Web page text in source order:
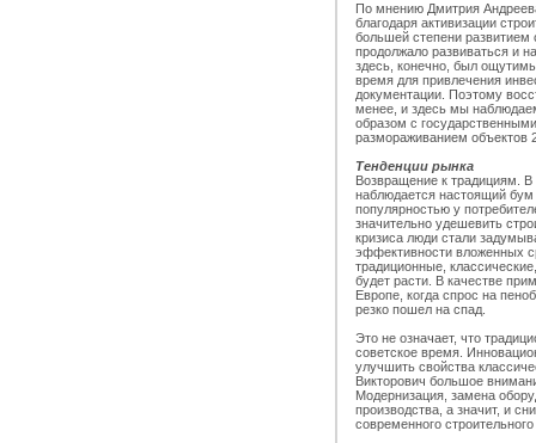
По мнению Дмитрия
благодаря активизации
большей степени развитием
продолжало развиваться и
здесь, конечно, был
время для привлечения
документации. Поэтому
менее, и здесь мы
образом с
размораживанием объектов
Тенденции рынка
Возвращение к традициям.
наблюдается настоящий
популярностью у
значительно удешевить
кризиса люди стали
эффективности вложенных
традиционные,
будет расти. В качестве
Европе, когда спрос на
резко пошел на спад.
Это не означает, что
советское время.
улучшить свойства
Викторович большое
Модернизация, замена
производства, а значит, и
современного